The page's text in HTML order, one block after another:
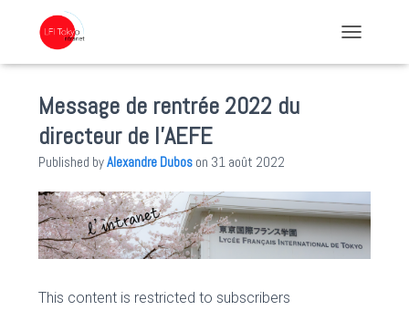
Message de rentrée 2022 du
directeur de l’AEFE
Published byAlexandre Dubos on 31 août 2022
This content is restricted to subscribers